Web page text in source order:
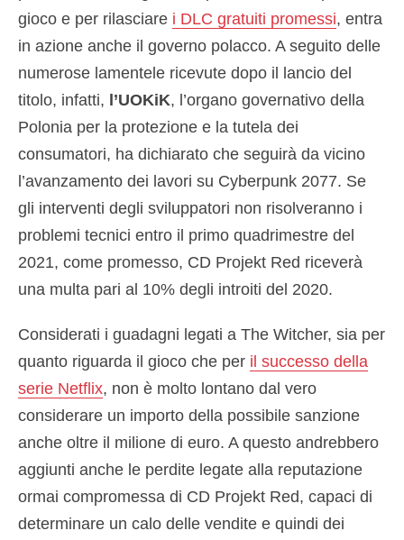
gioco e per rilasciare i DLC gratuiti promessi, entra
in azione anche il governo polacco. A seguito delle
numerose lamentele ricevute dopo il lancio del
titolo, infatti, l’UOKiK, l’organo governativo della
Polonia per la protezione e la tutela dei
consumatori, ha dichiarato che seguirà da vicino
l’avanzamento dei lavori su Cyberpunk 2077. Se
gli interventi degli sviluppatori non risolveranno i
problemi tecnici entro il primo quadrimestre del
2021, come promesso, CD Projekt Red riceverà
una multa pari al 10% degli introiti del 2020.
Considerati i guadagni legati a The Witcher, sia per
quanto riguarda il gioco che per il successo della
serie Netflix, non è molto lontano dal vero
considerare un importo della possibile sanzione
anche oltre il milione di euro. A questo andrebbero
aggiunti anche le perdite legate alla reputazione
ormai compromessa di CD Projekt Red, capaci di
determinare un calo delle vendite e quindi dei